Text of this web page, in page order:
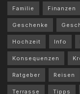
Familie Finanzen
Geschenke
Hochzeit Info
Konsequenzen
Ratgeber Reisen
Terrasse Tipps